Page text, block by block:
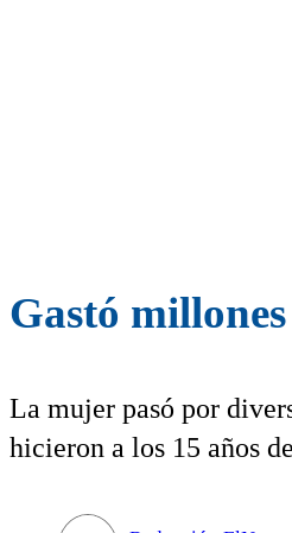
Gastó
La mujer pasó por
hicieron a los 15 años